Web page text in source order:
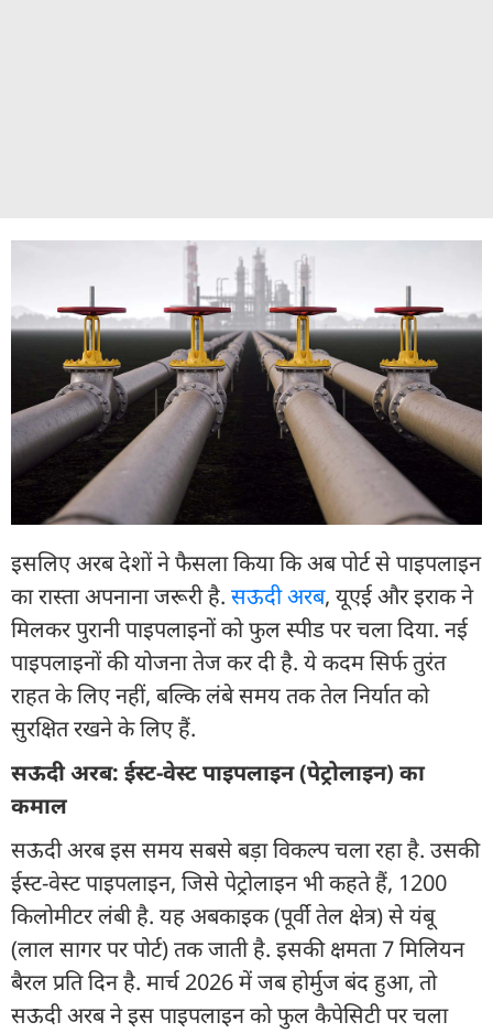
इसलिए अरब देशों ने फैसला किया कि अब पोर्ट से पाइपलाइन
का रास्ता अपनाना जरूरी है. सऊदी अरब, यूएई और इराक ने
मिलकर पुरानी पाइपलाइनों को फुल स्पीड पर चला दिया. नई
पाइपलाइनों की योजना तेज कर दी है. ये कदम सिर्फ तुरंत
राहत के लिए नहीं, बल्कि लंबे समय तक तेल निर्यात को
सुरक्षित रखने के लिए हैं.
सऊदी अरब: ईस्ट-वेस्ट पाइपलाइन (पेट्रोलाइन) का
कमाल
सऊदी अरब इस समय सबसे बड़ा विकल्प चला रहा है. उसकी
ईस्ट-वेस्ट पाइपलाइन, जिसे पेट्रोलाइन भी कहते हैं, 1200
किलोमीटर लंबी है. यह अबकाइक (पूर्वी तेल क्षेत्र) से यंबू
(लाल सागर पर पोर्ट) तक जाती है. इसकी क्षमता 7 मिलियन
बैरल प्रति दिन है. मार्च 2026 में जब होर्मुज बंद हुआ, तो
सऊदी अरब ने इस पाइपलाइन को फुल कैपेसिटी पर चला